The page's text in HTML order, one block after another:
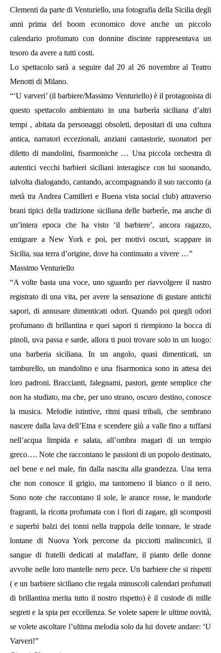
Clementi da parte di Venturiello, una fotografia della Sicilia degli
anni prima del boom economico dove anche un piccolo
calendario profumato con donnine discinte rappresentava un
tesoro da avere a tutti costi.
Lo spettacolo sarà a seguire dal 20 al 26 novembre al Teatro
Menotti di Milano.
“‘U varveri’ (il barbiere/Massimo Venturiello) è il protagonista di
questo spettacolo ambientato in una barberìa siciliana d’altri
tempi , abitata da personaggi obsoleti, depositari di una cultura
antica, narratori eccezionali, anziani cantastorie, suonatori per
diletto di mandolini, fisarmoniche … Una piccola orchestra di
autentici vecchi barbieri siciliani interagisce con lui suonando,
talvolta dialogando, cantando, accompagnando il suo racconto (a
metà tra Andrea Camilleri e Buena vista social club) attraverso
brani tipici della tradizione siciliana delle barberìe, ma anche di
un’intera epoca che ha visto ‘il barbiere’, ancora ragazzo,
emigrare a New York e poi, per motivi oscuri, scappare in
Sicilia, sua terra d’origine, dove ha continuato a vivere …”
Massimo Venturiello
“A volte basta una voce, uno sguardo per riavvolgere il nastro
registrato di una vita, per avere la sensazione di gustare antichi
sapori, di annusare dimenticati odori. Quando poi quegli odori
profumano di brillantina e quei sapori ti riempiono la bocca di
pinoli, uva passa e sarde, allora ti puoi trovare solo in un luogo:
una barberia siciliana. In un angolo, quasi dimenticati, un
tamburello, un mandolino e una fisarmonica sono in attesa dei
loro padroni. Braccianti, falegnami, pastori, gente semplice che
non ha studiato, ma che, per uno strano, oscuro destino, conosce
la musica. Melodie istintive, ritmi quasi tribali, che sembrano
nascere dalla lava dell’Etna e scendere giù a valle fino a tuffarsi
nell’acqua limpida e salata, all’ombra magari di un tempio
greco…. Note che raccontano le passioni di un popolo destinato,
nel bene e nel male, fin dalla nascita alla grandezza. Una terra
che non conosce il grigio, ma tantomeno il bianco o il nero.
Sono note che raccontano il sole, le arance rosse, le mandorle
fragranti, la ricotta profumata con i fiori di zagare, gli scomposti
e superbi balzi dei tonni nella trappola delle tonnare, le strade
lontane di Nuova York percorse da picciotti malinconici, il
sangue di fratelli dedicati al malaffare, il pianto delle donne
avvolte nelle loro mantelle nero pece. Un barbiere che si rispetti
( e un barbiere siciliano che regala minuscoli calendari profumati
di brillantina merita tutto il nostro rispetto) è il custode di mille
segreti e la spia per eccellenza. Se volete sapere le ultime novità,
se volete ascoltare l’ultima melodia solo da lui dovete andare: ‘U
Varveri!”